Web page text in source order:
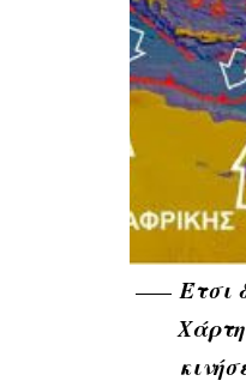
Έτσι